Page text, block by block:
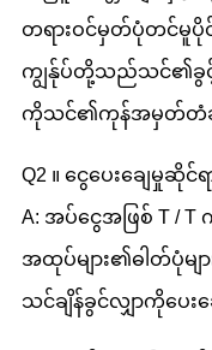
တရားဝင်မှတ်ပုံတင်မူပို
ကျွန်ုပ်တို့သည်သင်၏ခွင့်ပ
ကိုသင်၏ကုန်အမှတ်တံဆိ
Q2 ။ ငွေပေးချေမှု
A: အပ်ငွေအဖြစ် T / T
အထုပ်များ၏ဓါတ်ပုံမျ
သင်ချိန်ခွင်လျှာကိုပေး